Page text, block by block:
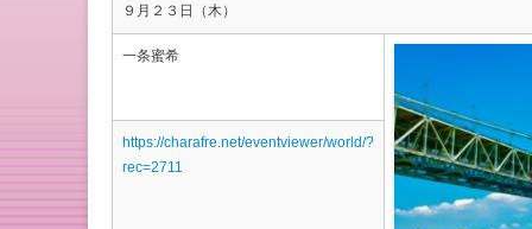
９月２３日（木）
一条蜜希
https://charafre.net/eventviewer/world/?
rec=2711